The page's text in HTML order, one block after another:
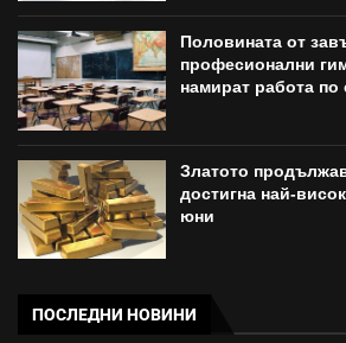
Половината от
професионални
намират работа по
Златото
достигна най-
юни
ПОСЛЕДНИ НОВИНИ